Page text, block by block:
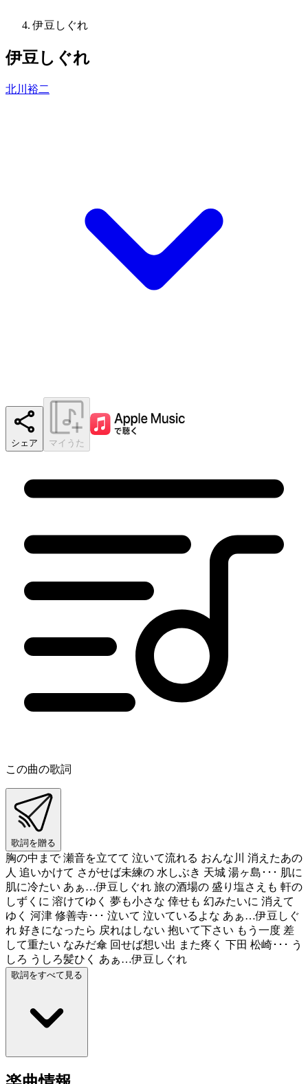
伊豆しぐれ
伊豆しぐれ
北川裕二
シェア マイうた
この曲の歌詞
歌詞を贈る
胸の中まで 瀬音を立てて 泣いて流れる おんな川 消えたあの
人 追いかけて さがせば未練の 水しぶき 天城 湯ヶ島･･･ 肌に
肌に冷たい あぁ…伊豆しぐれ 旅の酒場の 盛り塩さえも 軒の
しずくに 溶けてゆく 夢も小さな 倖せも 幻みたいに 消えて
ゆく 河津 修善寺･･･ 泣いて 泣いているよな あぁ…伊豆しぐ
れ 好きになったら 戻れはしない 抱いて下さい もう一度 差
して重たい なみだ傘 回せば想い出 また疼く 下田 松崎･･･ う
しろ うしろ髪ひく あぁ…伊豆しぐれ
歌詞をすべて見る